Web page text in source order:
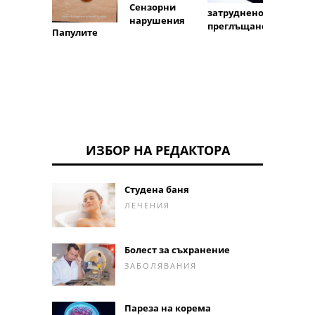
Папулите
Сензорни
нарушения
затруднено
преглъщане
ИЗБОР НА РЕДАКТОРА
Студена баня
ЛЕЧЕНИЯ
Болест за съхранение
ЗАБОЛЯВАНИЯ
Пареза на корема